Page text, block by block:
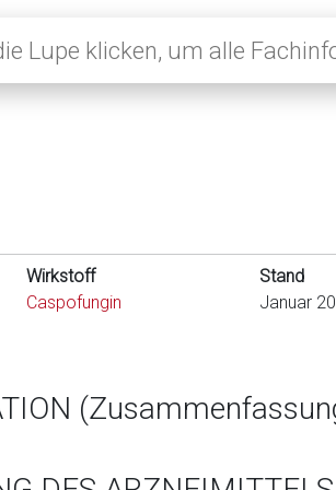
Wirkstoff
Caspofungin
Stand
Januar